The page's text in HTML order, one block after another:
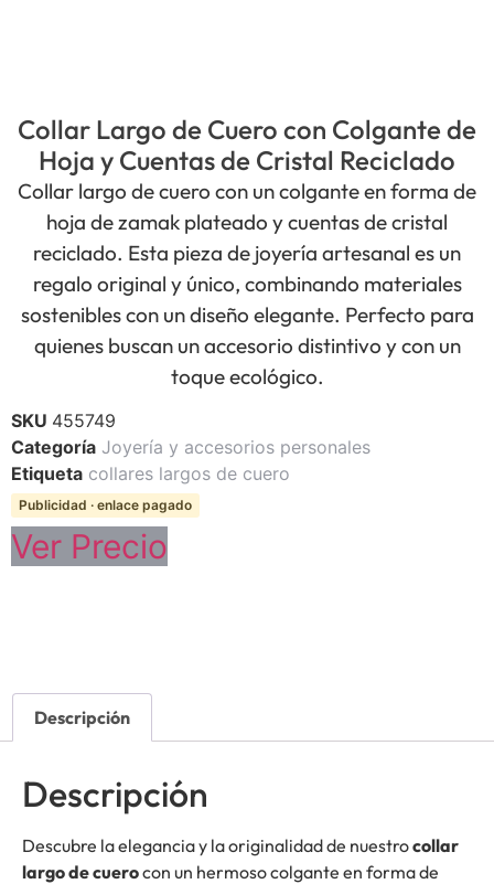
Collar Largo de Cuero con Colgante de
Hoja y Cuentas de Cristal Reciclado
Collar largo de cuero con un colgante en forma de
hoja de zamak plateado y cuentas de cristal
reciclado. Esta pieza de joyería artesanal es un
regalo original y único, combinando materiales
sostenibles con un diseño elegante. Perfecto para
quienes buscan un accesorio distintivo y con un
toque ecológico.
SKU 455749
Categoría Joyería y accesorios personales
Etiqueta collares largos de cuero
Publicidad · enlace pagado
Ver Precio
Descripción
Descripción
Descubre la elegancia y la originalidad de nuestrocollar
largo de cuerocon un hermoso colgante en forma de